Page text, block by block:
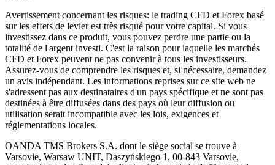
Avertissement concernant les risques: le trading CFD et Forex basé
sur les effets de levier est très risqué pour votre capital. Si vous
investissez dans ce produit, vous pouvez perdre une partie ou la
totalité de l'argent investi. C'est la raison pour laquelle les marchés
CFD et Forex peuvent ne pas convenir à tous les investisseurs.
Assurez-vous de comprendre les risques et, si nécessaire, demandez
un avis indépendant. Les informations reprises sur ce site web ne
s'adressent pas aux destinataires d'un pays spécifique et ne sont pas
destinées à être diffusées dans des pays où leur diffusion ou
utilisation serait incompatible avec les lois, exigences et
réglementations locales.
OANDA TMS Brokers S.A. dont le siège social se trouve à
Varsovie, Warsaw UNIT, Daszyńskiego 1, 00-843 Varsovie,